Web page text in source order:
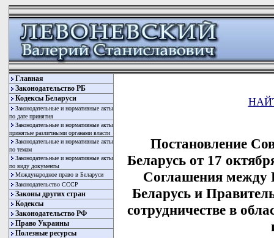
Главная
Законодательство РБ
Кодексы Беларуси
Законодательные и нормативные акты
по дате принятия
Законодательные и нормативные акты
принятые различными органами власти
Законодательные и нормативные акты
по темам
Законодательные и нормативные акты
по виду документы
Международное право в Беларуси
Законодательство СССР
Законы других стран
Кодексы
Законодательство РФ
Право Украины
Полезные ресурсы
Постановление
Беларусь от 17
Соглашения между
Беларусь и
сотрудничестве в